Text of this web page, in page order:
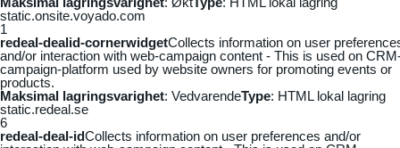
static.onsite.voyado.com
1
redeal-dealid-cornerwidgetCollects information on user
and/or interaction with web-campaign content - This is used on
campaign-platform used by website owners for promoting events or
products.
Maksimal lagringsvarighet: VedvarendeType: HTML lokal lagring
static.redeal.se
6
redeal-deal-idCollects information on user preferences and/or